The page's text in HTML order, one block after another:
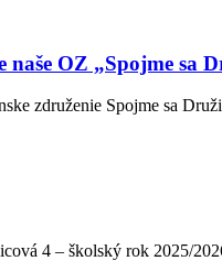
OZ „Spojme sa
združenie Spojme sa
4 – školský rok 2025/